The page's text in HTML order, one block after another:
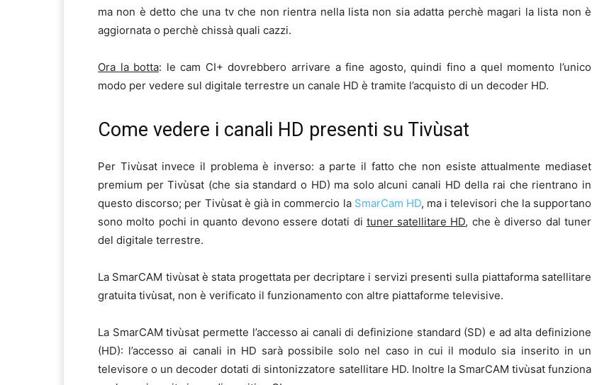
ma non è detto che una tv che non rientra nella lista non sia adatta perchè magari la lista non è
aggiornata o perchè chissà quali cazzi.
Ora la botta: le cam CI+ dovrebbero arrivare a fine agosto, quindi fino a quel momento l’unico
modo per vedere sul digitale terrestre un canale HD è tramite l’acquisto di un decoder HD.
Come vedere i canali HD presenti su Tivùsat
Per Tivùsat invece il problema è inverso: a parte il fatto che non esiste attualmente mediaset
premium per Tivùsat (che sia standard o HD) ma solo alcuni canali HD della rai che rientrano in
questo discorso; per Tivùsat è già in commercio la SmarCam HD, ma i televisori che la supportano
sono molto pochi in quanto devono essere dotati di tuner satellitare HD, che è diverso dal tuner
del digitale terrestre.
La SmarCAM tivùsat è stata progettata per decriptare i servizi presenti sulla piattaforma satellitare
gratuita tivùsat, non è verificato il funzionamento con altre piattaforme televisive.
La SmarCAM tivùsat permette l’accesso ai canali di definizione standard (SD) e ad alta definizione
(HD): l’accesso ai canali in HD sarà possibile solo nel caso in cui il modulo sia inserito in un
televisore o un decoder dotati di sintonizzatore satellitare HD. Inoltre la SmarCAM tivùsat funziona